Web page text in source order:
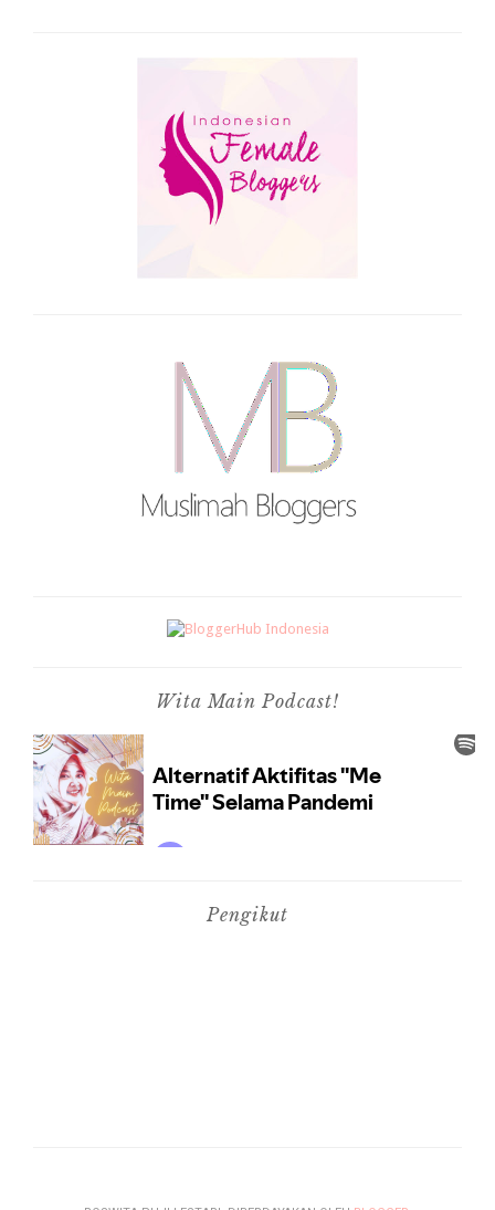
Wita Main Podcast!
Pengikut